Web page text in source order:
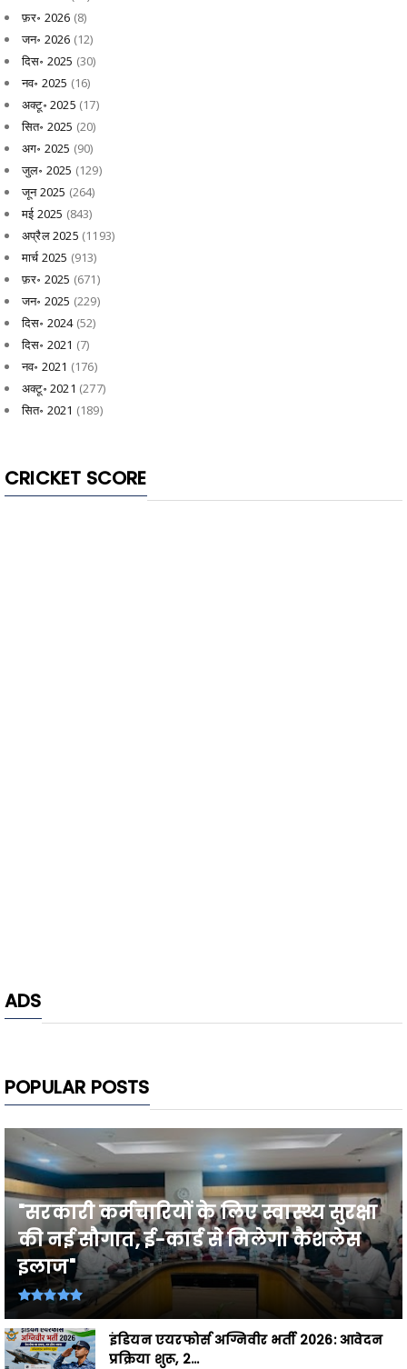
फ़र॰ 2026 (8)
जन॰ 2026 (12)
दिस॰ 2025 (30)
नव॰ 2025 (16)
अक्टू॰ 2025 (17)
सित॰ 2025 (20)
अग॰ 2025 (90)
जुल॰ 2025 (129)
जून 2025 (264)
मई 2025 (843)
अप्रैल 2025 (1193)
मार्च 2025 (913)
फ़र॰ 2025 (671)
जन॰ 2025 (229)
दिस॰ 2024(52)
दिस॰ 2021 (7)
नव॰ 2021 (176)
अक्टू॰ 2021 (277)
सित॰ 2021 (189)
CRICKET SCORE
ADS
POPULAR POSTS
"सरकारी कर्मचारियों के लिए स्वास्थ्य सुरक्षा
की नई सौगात, ई-कार्ड से मिलेगा कैशलेस
इलाज"
इंडियन एयरफोर्स अग्निवीर भर्ती 2026: आवेदन
प्रक्रिया शुरू, 2...